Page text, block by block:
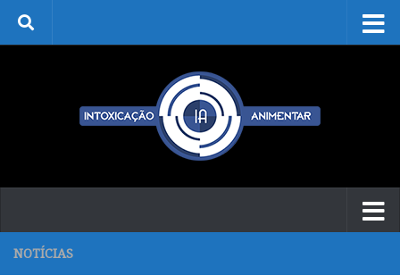
Skip to content
NOTÍCIAS